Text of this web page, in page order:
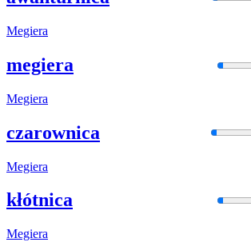
Megiera
megiera
Megiera
czarownica
Megiera
kłótnica
Megiera